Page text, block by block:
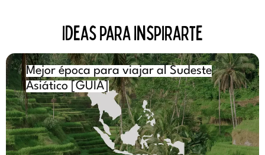
Ideas para inspirarte
Mejor época para viajar al Sudeste
Asiático [GUIA]